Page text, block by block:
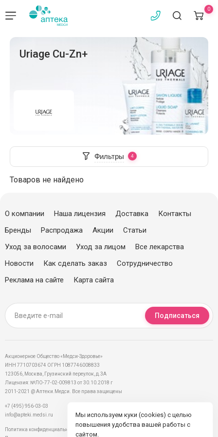
0
Uriage Cu-Zn+
Фильтры
Товаров не найдено
О компании Наша лицензия Доставка
Контакты
Бренды
Распродажа Акции
Статьи
Уход за волосами
Уход за лицом
Все лекарства
Новости
Как сделать заказ
Сотрудничество
Реклама на сайте
Карта сайта
Подписаться
Акционерное Общество «Медси-Здоровье»
ИНН 7710703674 ОГРН 1087746008833
123056, Москва, Грузинский переулок, д.3А
Лицензия: №ЛО-77-02-009813 от 30.10.2018 г
2011-2021 @ Аптеки.Медси. Все права защищены
+7 (495) 956-03-03
info@apteki.medsi.ru
Политика конфиденциальности
Мы используем куки (cookies) с целью
повышения удобства вашей работы с
сайтом.